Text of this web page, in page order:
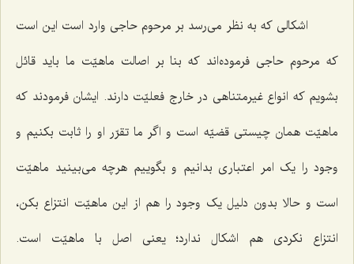
اشکالی که به نظر می‌رسد بر مرحوم حاجی وارد است این است
که مرحوم حاجی فرموده‌اند که بنا بر اصالت ماهیّت ما باید قائل
بشویم که انواع غیرمتناهی در خارج فعلیّت دارند. ایشان فرمودند که
ماهیّت همان چیستی قضیّه است و اگر ما تقرّر او را ثابت بکنیم و
وجود را یک امر اعتباری بدانیم و بگوییم هرچه می‌بینید ماهیّت
است و حالا بدون دلیل یک وجود را هم از این ماهیّت انتزاع بکن،
انتزاع نکردی هم اشکال ندارد؛ یعنی اصل با ماهیّت است.